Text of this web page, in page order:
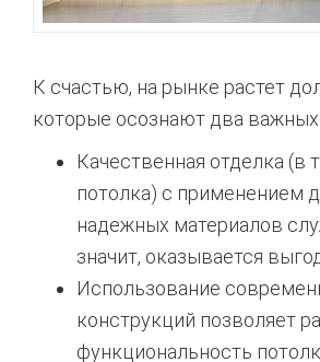
К счастью, на рынке растет
которые осознают два
Качественная отделка (в
потолка) с применением
надежных материалов
значит, оказывается
Использование
конструкций позволяет
функциональность